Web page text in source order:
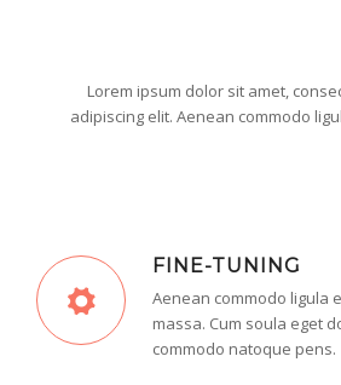
Lorem ipsum dolor sit amet,
adipiscing elit. Aenean commodo
FINE-TUNING
Aenean commodo ligula
massa. Cum soula eget
commodo natoque pens.